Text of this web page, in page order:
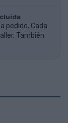
pedido. Cada
También